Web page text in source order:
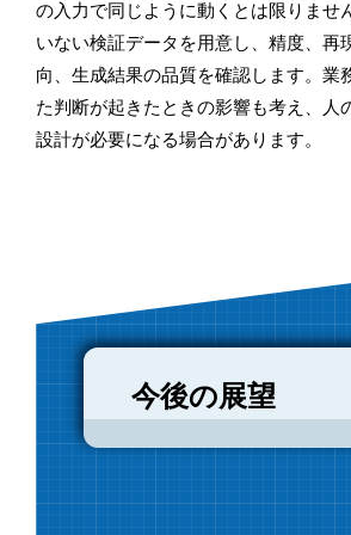
の入力で同じように動くとは限りませ
いない検証データを用意し、精度、再
向、生成結果の品質を確認します。業
た判断が起きたときの影響も考え、人
設計が必要になる場合があります。
今後の展望